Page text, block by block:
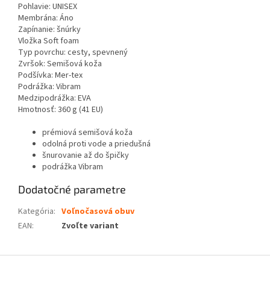
Pohlavie: UNISEX
Membrána: Áno
Zapínanie: šnúrky
Vložka Soft foam
Typ povrchu: cesty, spevnený
Zvršok: Semišová koža
Podšívka: Mer-tex
Podrážka: Vibram
Medzipodrážka: EVA
Hmotnosť: 360 g (41 EU)
prémiová semišová koža
odolná proti vode a priedušná
šnurovanie až do špičky
podrážka Vibram
Dodatočné parametre
Kategória: Voľnočasová obuv
EAN: Zvoľte variant